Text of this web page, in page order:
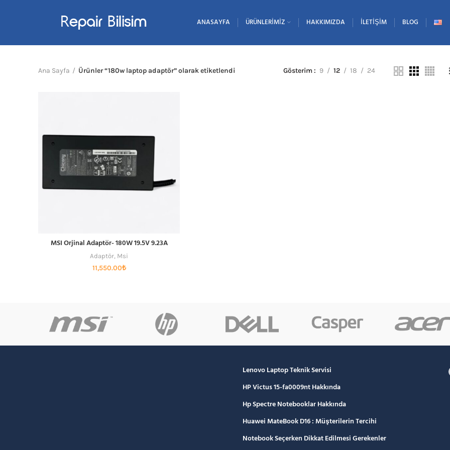
ANASAYFA ÜRÜNLERIMIZ HAKKIMIZDA İLETIŞIM BLOG
Ana Sayfa Ürünler “180w laptop adaptör” olarak etiketlendi Gösterim 9 12 18 24
SEPETE EKLE
MSI Orjinal Adaptör- 180W 19.5V 9.23A
Adaptör, Msi
11,550.00₺
Lenovo Laptop Teknik Servisi
HP Victus 15-fa0009nt Hakkında
Hp Spectre Notebooklar Hakkında
Huawei MateBook D16 : Müşterilerin Tercihi
Notebook Seçerken Dikkat Edilmesi Gerekenler